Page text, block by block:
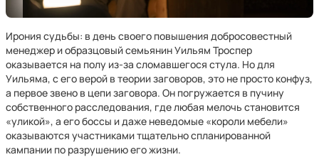
Ирония судьбы: в день своего повышения добросовестный
менеджер и образцовый семьянин Уильям Троспер
оказывается на полу из-за сломавшегося стула. Но для
Уильяма, с его верой в теории заговоров, это не просто конфуз,
а первое звено в цепи заговора. Он погружается в пучину
собственного расследования, где любая мелочь становится
«уликой», а его боссы и даже неведомые «короли мебели»
оказываются участниками тщательно спланированной
кампании по разрушению его жизни.